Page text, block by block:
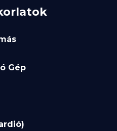
Gép